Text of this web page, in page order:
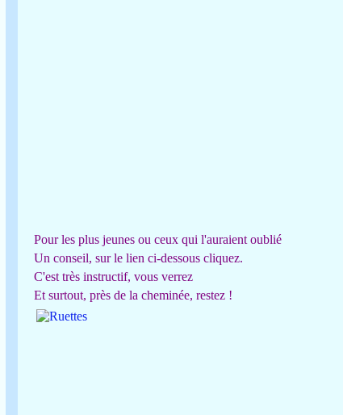
Pour les plus jeunes ou ceux qui l'auraient oublié
Un conseil, sur le lien ci-dessous cliquez.
C'est très instructif, vous verrez
Et surtout, près de la cheminée, restez !